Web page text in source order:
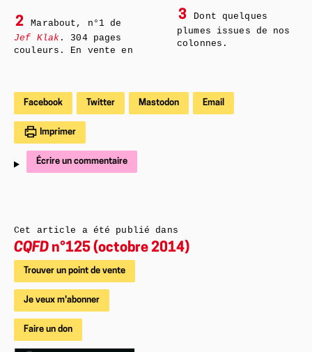
2
Marabout, n°1 de
Jef Klak . 304 pages
couleurs. En vente en
3
Dont quelques
plumes issues de nos
colonnes.
Facebook Twitter Mastodon Email
Imprimer
Écrire un commentaire
Cet article a été publié dans
CQFD n°125 (octobre 2014)
Trouver un point de vente
Je veux m'abonner
Faire un don